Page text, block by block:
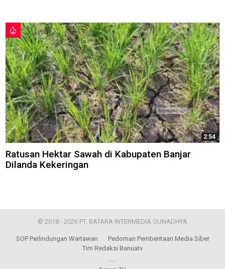
2:54
Ratusan Hektar Sawah di Kabupaten Banjar
Dilanda Kekeringan
© 2018 - 2026 PT. BATARA INTERMEDIA GUNADHYA
SOP Perlindungan Wartawan
Pedoman Pemberitaan Media Siber
Tim Redaksi Banuatv